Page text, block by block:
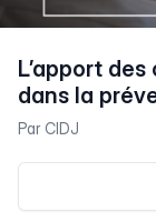
L’apport
dans la
Par CIDJ